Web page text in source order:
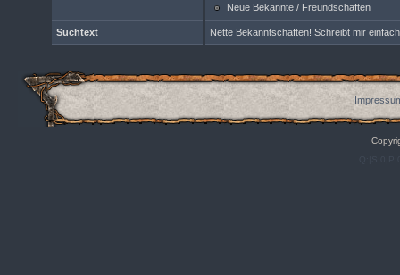
Neue Bekannte / Freundschaften
Suchtext Nette Bekanntschaften! Schreibt mir